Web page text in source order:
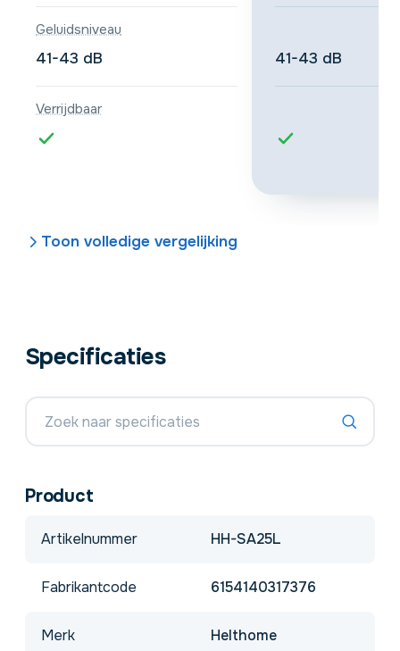
Geluidsniveau
41-43 dB
Verrijdbaar
41-43 dB
Toon volledige vergelijking
Specificaties
Product
Artikelnummer HH-SA25L
Fabrikantcode 6154140317376
Merk Helthome